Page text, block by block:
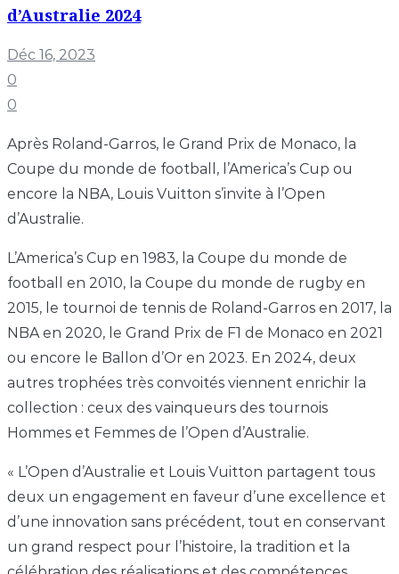
d’Australie 2024
Déc 16, 2023
0
0
Après Roland-Garros, le Grand Prix de Monaco, la
Coupe du monde de football, l’America’s Cup ou
encore la NBA, Louis Vuitton s’invite à l’Open
d’Australie.
L’America’s Cup en 1983, la Coupe du monde de
football en 2010, la Coupe du monde de rugby en
2015, le tournoi de tennis de Roland-Garros en 2017, la
NBA en 2020, le Grand Prix de F1 de Monaco en 2021
ou encore le Ballon d’Or en 2023. En 2024, deux
autres trophées très convoités viennent enrichir la
collection : ceux des vainqueurs des tournois
Hommes et Femmes de l’Open d’Australie.
« L’Open d’Australie et Louis Vuitton partagent tous
deux un engagement en faveur d’une excellence et
d’une innovation sans précédent, tout en conservant
un grand respect pour l’histoire, la tradition et la